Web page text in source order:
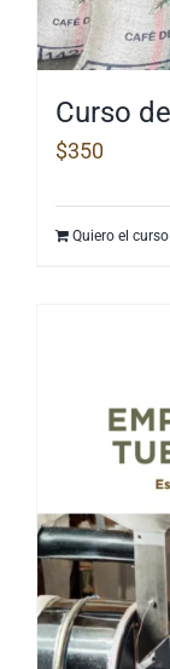
Curso
$350
Quiero el